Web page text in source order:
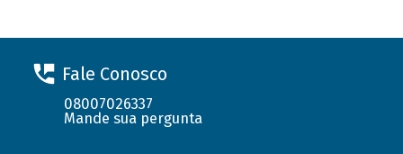
Fale Conosco
08007026337
Mande sua pergunta